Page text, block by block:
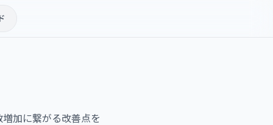
加に繋がる改善点を